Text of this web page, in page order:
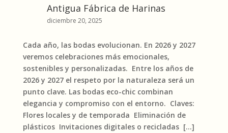
Antigua Fábrica de Harinas
diciembre 20, 2025
Cada año, las bodas evolucionan. En 2026 y 2027
veremos celebraciones más emocionales,
sostenibles y personalizadas. Entre los años de
2026 y 2027 el respeto por la naturaleza será un
punto clave. Las bodas eco-chic combinan
elegancia y compromiso con el entorno. Claves:
Flores locales y de temporada Eliminación de
plásticos Invitaciones digitales o recicladas […]